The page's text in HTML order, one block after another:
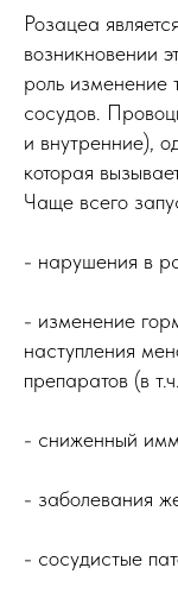
Розацеа
возникновении
роль изменение
сосудов.
и внутренние),
которая
Чаще всего
- нарушения в
- изменение
наступления
препаратов (в
- сниженный
- заболевания
- сосудистые